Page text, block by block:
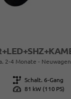
2-4 Monate Neuwagen
Getriebe Schalt. 6-Gang
Leistung 81 kW (110 PS)